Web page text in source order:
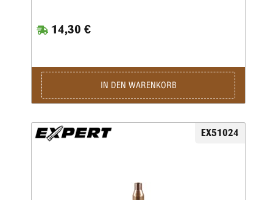
14,30 €
IN DEN WARENKORB
EX51024